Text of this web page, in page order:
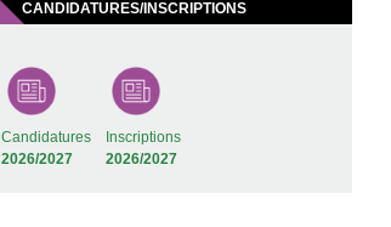
CANDIDATURES/INSCRIPTIONS
Candidatures
2026/2027
Inscriptions
2026/2027